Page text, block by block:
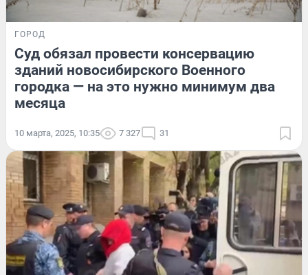
ГОРОД
Суд обязал провести консервацию
зданий новосибирского Военного
городка — на это нужно минимум два
месяца
10 марта, 2025, 10:35 7 327 31